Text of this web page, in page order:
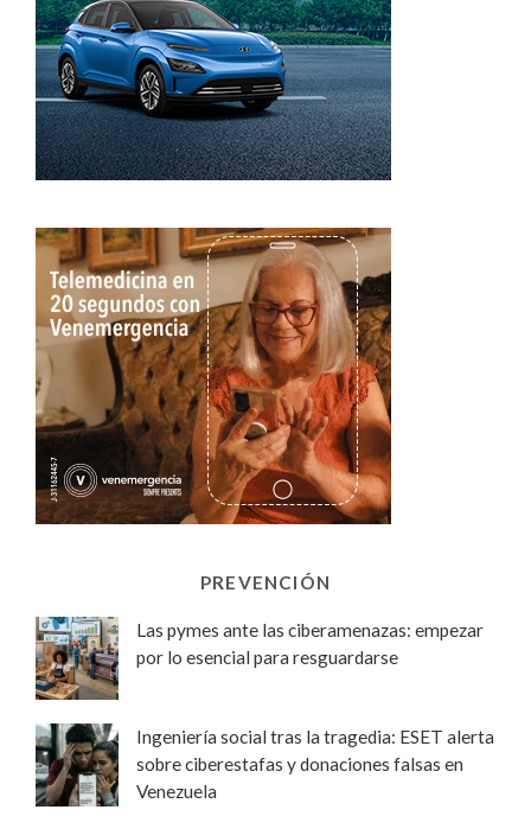
PREVENCIÓN
Las pymes ante las ciberamenazas: empezar
por lo esencial para resguardarse
Ingeniería social tras la tragedia: ESET alerta
sobre ciberestafas y donaciones falsas en
Venezuela